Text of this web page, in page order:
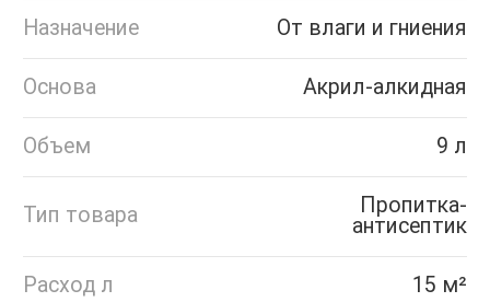
Назначение От влаги и гниения
Основа Акрил-алкидная
Объем 9 л
Тип товара
Пропитка-
антисептик
Расход л 15 м²